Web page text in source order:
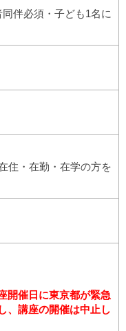
伴必須・子ども1名に
住・在勤・在学の方を
開催日に東京都が緊急
、講座の開催は中止し